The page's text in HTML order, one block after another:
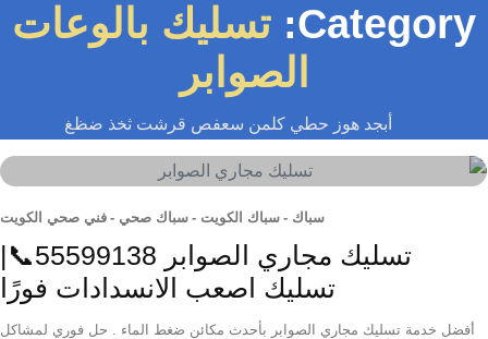
تسليك بالوعات
الصوابر
أبجد هوز حطي كلمن سعفص قرشت ثخذ ضظغ
سباك- سباك الكويت- سباك صحي- فني صحي الكويت
تسليك مجاري الصوابر 55599138📞|
تسليك اصعب الانسدادات فورًا
خدمة تسليك مجاري الصوابر بأحدث مكائن ضغط الماء . حل فوري لمشاكل